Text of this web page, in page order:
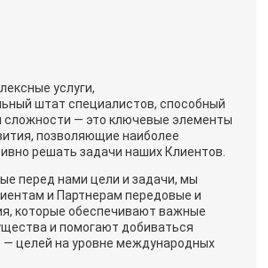
услуги,
штат специалистов, способный
сложности — это ключевые элементы
позволяющие наиболее
решать задачи наших Клиентов.
перед нами цели и задачи, мы
и Партнерам передовые и
которые обеспечивают важные
и помогают добиваться
— целей на уровне международных